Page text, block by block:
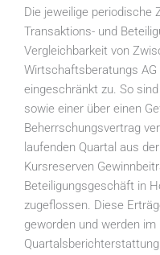
Die jeweilige periodische
Transaktions- und
Vergleichbarkeit von
Wirtschaftsberatungs
eingeschränkt zu. So
sowie einer über einen
Beherrschungsvertrag
laufenden Quartal aus
Kursreserven
Beteiligungsgeschäft in
zugeflossen. Diese
geworden und werden im